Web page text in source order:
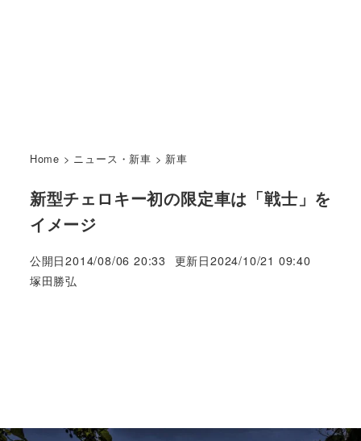
Home > ニュース・新車 > 新車
新型チェロキー初の限定車は「戦士」を
イメージ
公開日2014/08/06 20:33 更新日2024/10/21 09:40
著
塚田勝弘